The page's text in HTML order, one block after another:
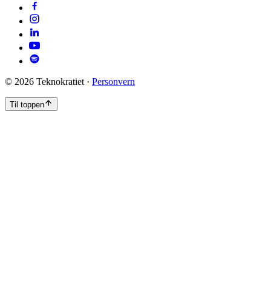
© 2026 Teknokratiet · Personvern
Til toppen